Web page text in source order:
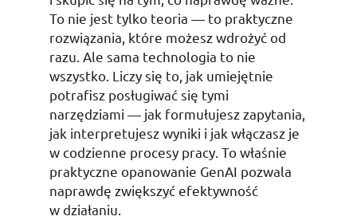
To nie jest tylko teoria — to praktyczne
rozwiązania, które możesz wdrożyć od
razu. Ale sama technologia to nie
wszystko. Liczy się to, jak umiejętnie
potrafisz posługiwać się tymi
narzędziami — jak formułujesz zapytania,
jak interpretujesz wyniki i jak włączasz je
w codzienne procesy pracy. To właśnie
praktyczne opanowanie GenAI pozwala
naprawdę zwiększyć efektywność
w działaniu.